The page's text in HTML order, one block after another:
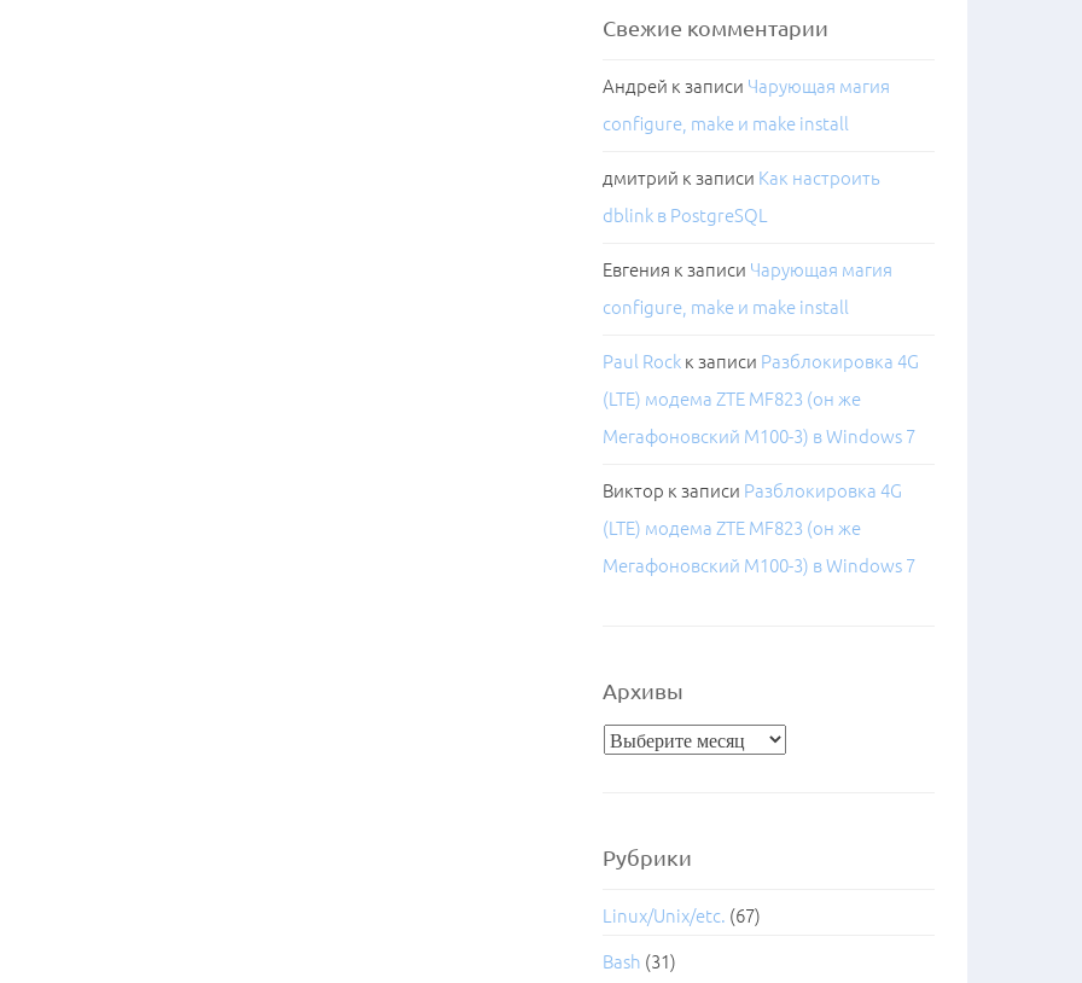
Свежие комментарии
Андрей к записи Чарующая магия
configure, make и make install
дмитрий к записи Как настроить
dblink в PostgreSQL
Евгения к записи Чарующая магия
configure, make и make install
Paul Rockк записи Разблокировка 4G
(LTE) модема ZTE MF823 (он же
Мегафоновский M100-3) в Windows 7
Виктор к записи Разблокировка 4G
(LTE) модема ZTE MF823 (он же
Мегафоновский M100-3) в Windows 7
Архивы
Архивы
Рубрики
Linux/Unix/etc. (67)
Bash (31)